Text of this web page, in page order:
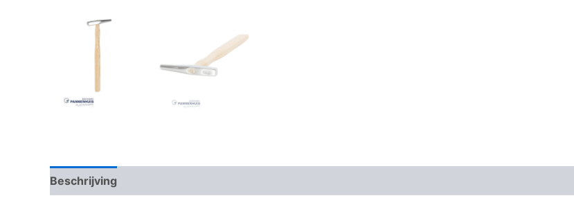
Beschrijving